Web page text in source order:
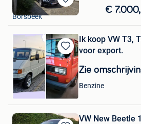
Bewaren
in
Favorieten
€
Tony
Borsbeek
Bewaren
in
Mijn
Favorieten
Ik koop VW T3,
voor export.
Zie
Benzine
Tony
Ruisbroek
VW New Beetle